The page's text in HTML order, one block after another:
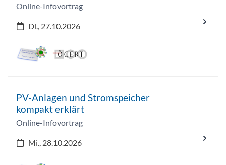
Online-Infovortrag
Di., 27.10.2026
PV-Anlagen und Stromspeicher
kompakt erklärt
Online-Infovortrag
Mi., 28.10.2026